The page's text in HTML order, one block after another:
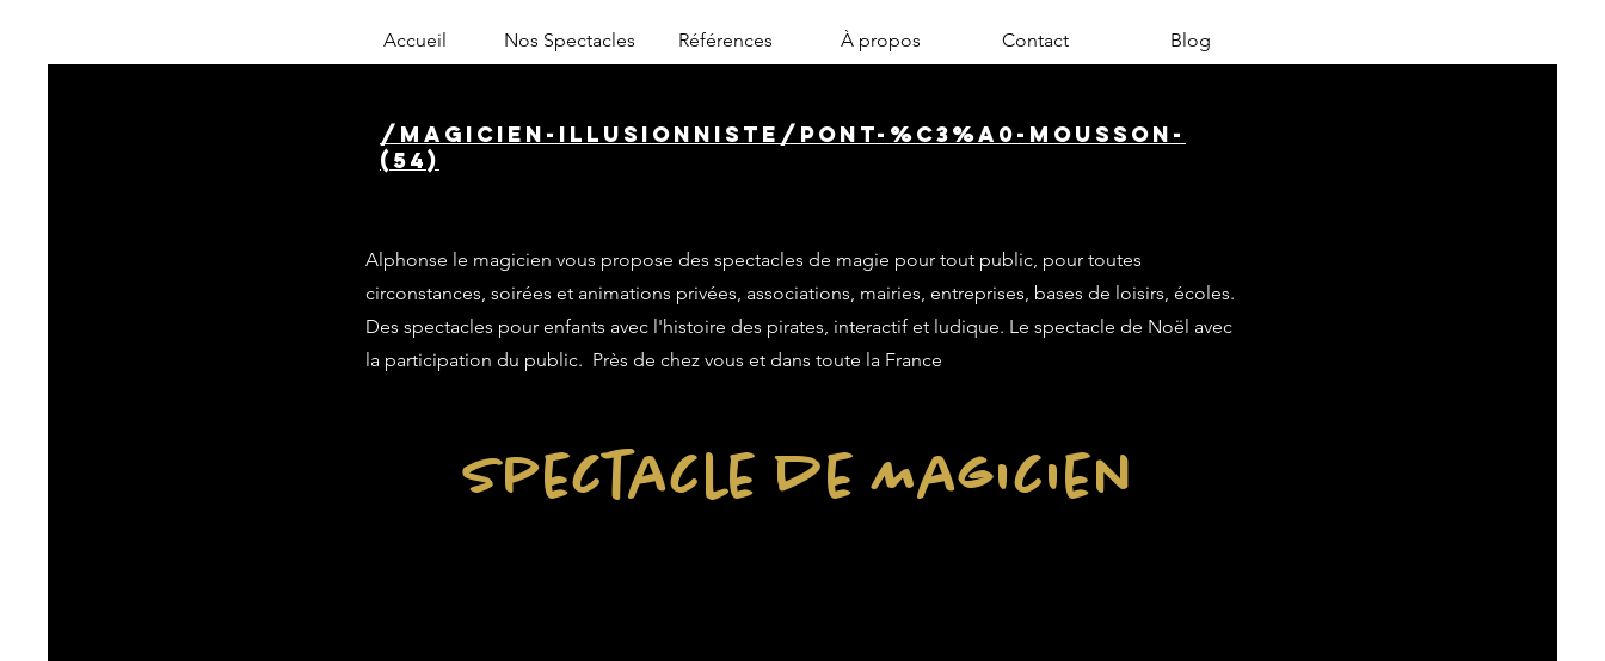
Accueil Nos Spectacles Références À propos Contact Blog
/magicien-illusionniste/pont-%C3%A0-mousson-
(54)
Alphonse le magicien vous propose des spectacles de magie pour tout public, pour toutes
circonstances, soirées et animations privées, associations, mairies, entreprises, bases de loisirs, écoles.
Des spectacles pour enfants avec l'histoire des pirates, interactif et ludique. Le spectacle de Noël avec
la participation du public. Près de chez vous et dans toute la France
Spectacle de Magicien